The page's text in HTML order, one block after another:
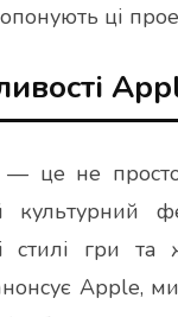
ці
це не
культурний
стилі гри
Apple,